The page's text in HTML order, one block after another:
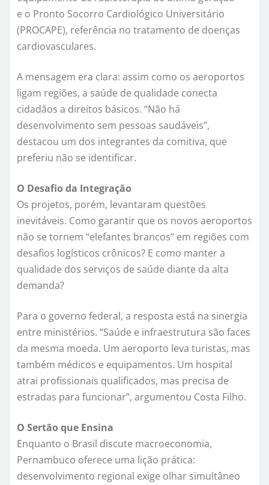
e o Pronto Socorro Cardiológico Universitário
(PROCAPE), referência no tratamento de doenças
cardiovasculares.
A mensagem era clara: assim como os aeroportos
ligam regiões, a saúde de qualidade conecta
cidadãos a direitos básicos. “Não há
desenvolvimento sem pessoas saudáveis”,
destacou um dos integrantes da comitiva, que
preferiu não se identificar.
O Desafio da Integração
Os projetos, porém, levantaram questões
inevitáveis. Como garantir que os novos aeroportos
não se tornem “elefantes brancos” em regiões com
desafios logísticos crônicos? E como manter a
qualidade dos serviços de saúde diante da alta
demanda?
Para o governo federal, a resposta está na sinergia
entre ministérios. “Saúde e infraestrutura são faces
da mesma moeda. Um aeroporto leva turistas, mas
também médicos e equipamentos. Um hospital
atrai profissionais qualificados, mas precisa de
estradas para funcionar”, argumentou Costa Filho.
O Sertão que Ensina
Enquanto o Brasil discute macroeconomia,
Pernambuco oferece uma lição prática:
desenvolvimento regional exige olhar simultâneo